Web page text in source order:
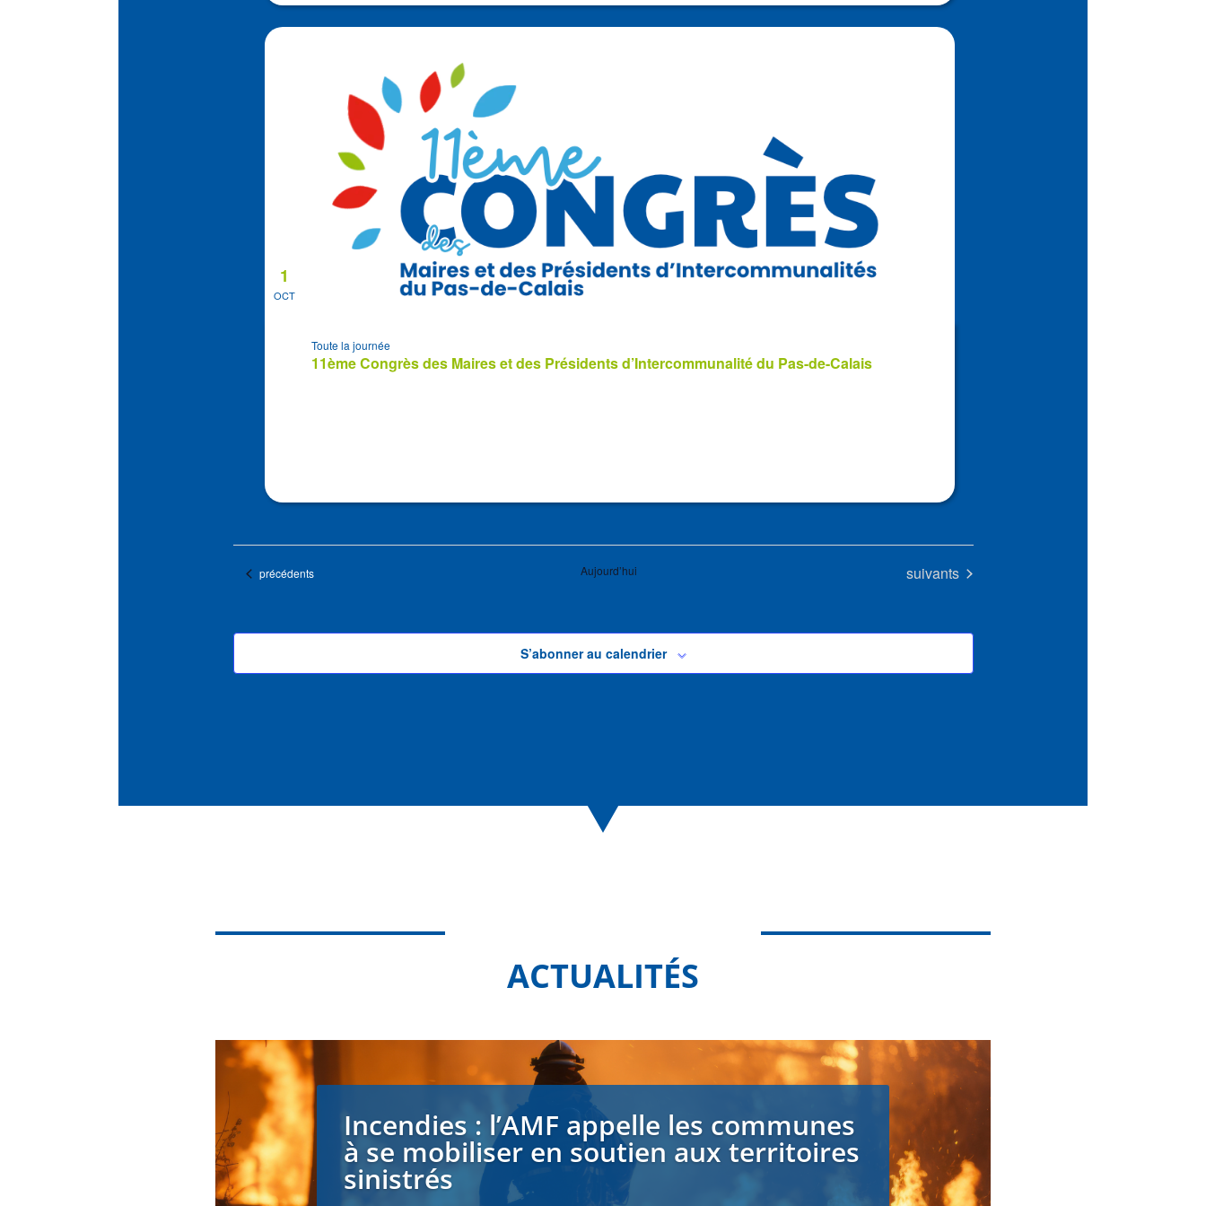
OCT
1
11ème Congrès des Maires et des Présidents d’Intercommunalité du Pas-de-Calais
Toute la journée
Évènements
précédents Aujourd’hui Évènements
suivants
S’abonner au calendrier
ACTUALITÉS
Incendies : l’AMF appelle les communes
à se mobiliser en soutien aux territoires
sinistrés